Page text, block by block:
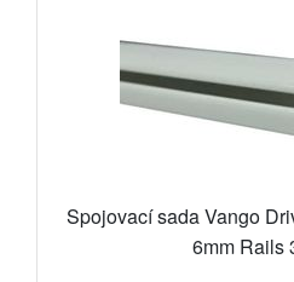
Spojovací sada Vango
6mm Rails